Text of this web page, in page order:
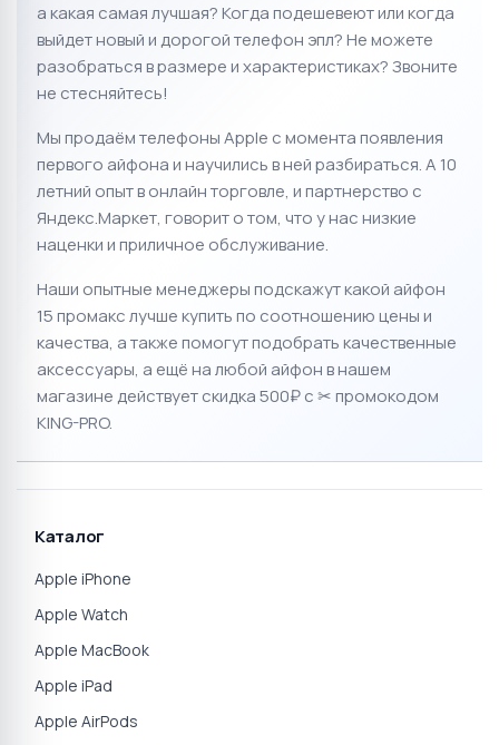
а какая самая лучшая?Когда подешевеют или когда
выйдет новый и дорогой телефон эпл? Не можете
разобраться в размере и характеристиках?Звоните
не стесняйтесь!
Мы продаём телефоны Apple с момента появления
первого айфона и научились в ней разбираться.А 10
летний опыт в онлайн торговле, и партнерство с
Яндекс.Маркет, говорит о том, что у нас низкие
наценки и приличное обслуживание.
Наши опытные менеджеры подскажут какой айфон
15 промакс лучше купить по соотношению цены и
качества, а также помогут подобрать качественные
аксессуары, а ещё на любой айфон в нашем
магазине действует скидка 500₽ с ✂ промокодом
KING-PRO.
Каталог
Apple iPhone
Apple Watch
Apple MacBook
Apple iPad
Apple AirPods